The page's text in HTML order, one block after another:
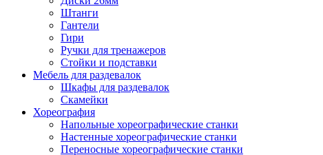
Штанги
Гантели
Гири
Ручки для тренажеров
Стойки и подставки
Мебель для раздевалок
Шкафы для раздевалок
Скамейки
Хореография
Напольные хореографические станки
Настенные хореографические станки
Переносные хореографические станки